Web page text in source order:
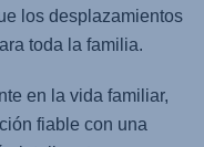
los desplazamientos
toda la familia.
en la vida familiar,
fiable con una